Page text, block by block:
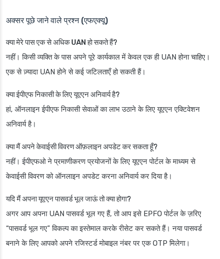
अक्सर पूछे जाने वाले प्रश्न (एफएक्यू)
क्या मेरे पास एक से अधिक UAN हो सकते हैं?
नहीं। किसी व्यक्ति के पास अपने पूरे कार्यकाल में केवल एक ही UAN होना चाहिए।
एक से ज़्यादा UAN होने से कई जटिलताएँ हो सकती हैं।
क्या ईपीएफ निकासी के लिए यूएएन अनिवार्य है?
हां, ऑनलाइन ईपीएफ निकासी सेवाओं का लाभ उठाने के लिए यूएएन एक्टिवेशन
अनिवार्य है।
क्या मैं अपने केवाईसी विवरण ऑफ़लाइन अपडेट कर सकता हूँ?
नहीं। ईपीएफओ ने प्रमाणीकरण प्रयोजनों के लिए यूएएन पोर्टल के माध्यम से
केवाईसी विवरण को ऑनलाइन अपडेट करना अनिवार्य कर दिया है।
यदि मैं अपना यूएएन पासवर्ड भूल जाऊं तो क्या होगा?
अगर आप अपना UAN पासवर्ड भूल गए हैं, तो आप इसे EPFO पोर्टल के ज़रिए
“पासवर्ड भूल गए” विकल्प का इस्तेमाल करके रीसेट कर सकते हैं। नया पासवर्ड
बनाने के लिए आपको अपने रजिस्टर्ड मोबाइल नंबर पर एक OTP मिलेगा।